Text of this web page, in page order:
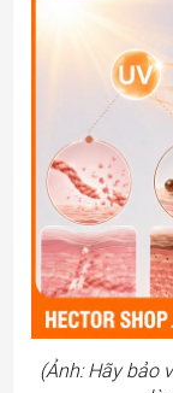
(Ảnh: Hãy bảo